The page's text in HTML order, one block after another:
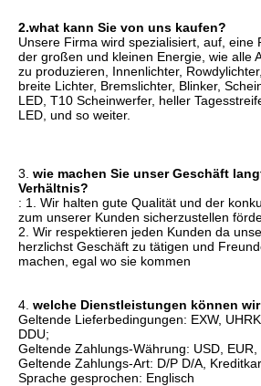
2.what kann Sie von uns kaufen?
Unsere Firma wird spezialisiert, auf, eine
der großen und kleinen Energie, wie alle
zu produzieren, Innenlichter,
breite Lichter, Bremslichter, Blinker,
LED, T10 Scheinwerfer, heller
LED, und so weiter.
3. wie machen Sie unser Geschäft
Verhältnis?
: 1. Wir halten gute Qualität und der
zum unserer Kunden sicherzustellen
2. Wir respektieren jeden Kunden da
herzlichst Geschäft zu tätigen und
machen, egal wo sie kommen
4. welche Dienstleistungen können
Geltende Lieferbedingungen: EXW,
DDU;
Geltende Zahlungs-Währung: USD, EUR,
Geltende Zahlungs-Art: D/P D/A,
Sprache gesprochen: Englisch